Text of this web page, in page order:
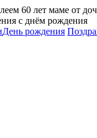
с днём рождения
День рождения